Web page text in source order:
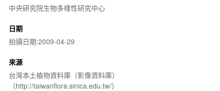
中央研究院生物多樣性研究中心
日期
拍攝日期:2009-04-29
來源
台灣本土植物資料庫（影像資料庫）
（http://taiwanflora.sinica.edu.tw/）